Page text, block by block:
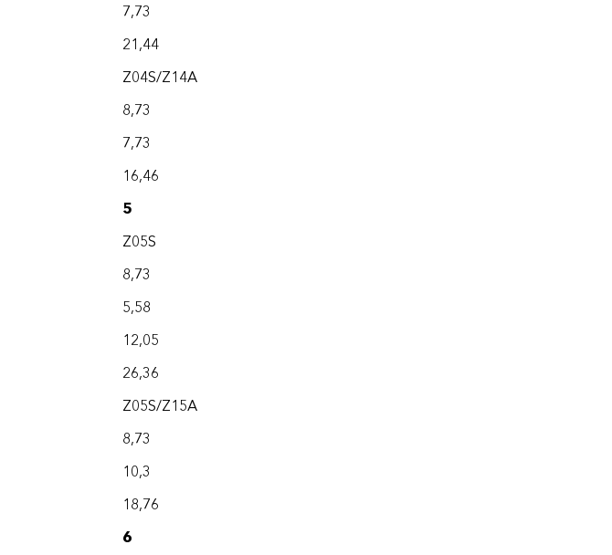
7,73
21,44
Z04S/Z14A
8,73
7,73
16,46
5
Z05S
8,73
5,58
12,05
26,36
Z05S/Z15A
8,73
10,3
18,76
6